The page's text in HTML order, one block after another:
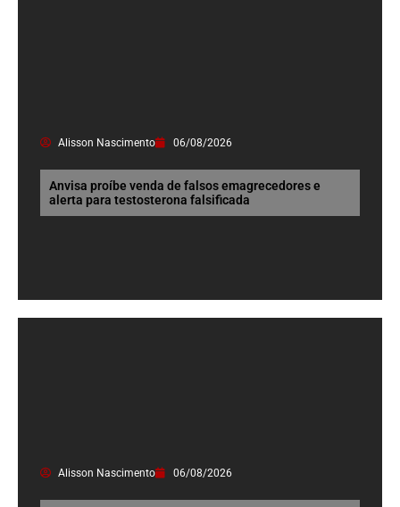
Alisson Nascimento 06/08/2026
Anvisa proíbe venda de falsos emagrecedores e
alerta para testosterona falsificada
Alisson Nascimento 06/08/2026